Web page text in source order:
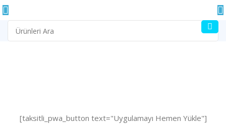
[taksitli_pwa_button text="Uygulamayı Hemen Yükle"]